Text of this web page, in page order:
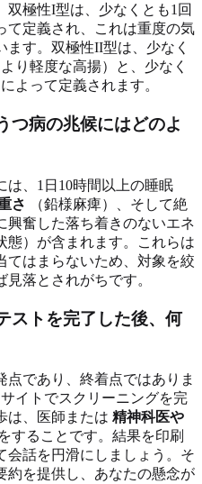
双極性I型は、少なくとも1回
て定義され、これは重度の気
す。双極性II型は、少なく
り軽度な高揚）と、少なく
よって定義されます。
つ病の兆候にはどのよ
は、1日10時間以上の睡眠
さ
（鉛様麻痺）、そして絶
興奮した落ち着きのないエネ
態）が含まれます。これらは
てはまらないため、対象を絞
落とされがちです。
ストを完了した後、何
であり、終着点ではありま
イトでスクリーニングを完
は、医師または 精神科医や
することです。結果を印刷
会話を円滑にしましょう。そ
約を提供し、あなたの懸念が